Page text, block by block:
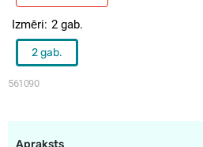
561090
Izmēri 2 gab.
2 gab.
Apraksts